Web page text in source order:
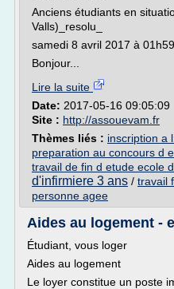
Anciens étudiants en
Valls)_resolu_
samedi 8 avril 2017 à
Bonjour...
Lire la suite
Date: 2017-05-16 09:05:09
Site : http://assouevam.fr
Thèmes liés : inscription a
preparation au concours d
travail de fin d etude ecole
d'infirmiere 3 ans / travail
personne agee
Aides au logement -
Étudiant, vous loger
Aides au logement
Le loyer constitue un poste